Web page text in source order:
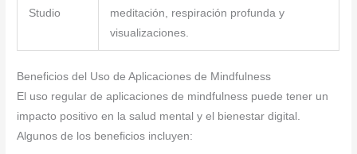
Studio
meditación, respiración profunda y
visualizaciones.
Beneficios del Uso de Aplicaciones de Mindfulness
El uso regular de aplicaciones de mindfulness puede tener un
impacto positivo en la salud mental y el bienestar digital.
Algunos de los beneficios incluyen: